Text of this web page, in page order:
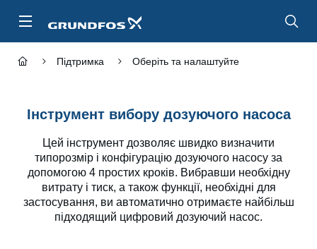
Підтримка Оберіть та налаштуйте
Інструмент вибору дозуючого насоса
Цей інструмент дозволяє швидко визначити
типорозмір і конфігурацію дозуючого насосу за
допомогою 4 простих кроків. Вибравши необхідну
витрату і тиск, а також функції, необхідні для
застосування, ви автоматично отримаєте найбільш
підходящий цифровий дозуючий насос.